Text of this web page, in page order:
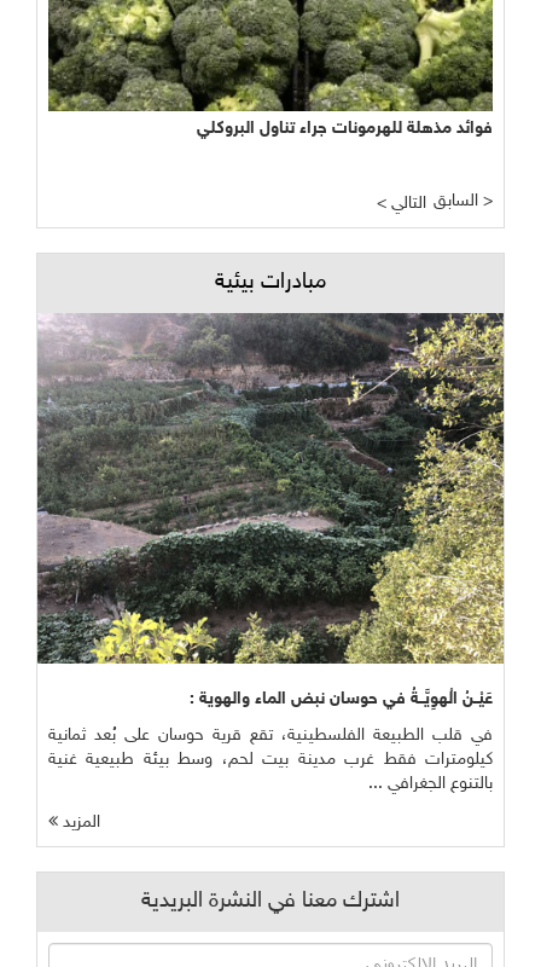
فوائد مذهلة للهرمونات جراء تناول البروكلي
< التالي السابق >
مبادرات بيئية
عَيْــنُ الْهوِيَّــةُ في حوسان نبض الماء والهوية :
في قلب الطبيعة الفلسطينية، تقع قرية حوسان على بُعد ثمانية
كيلومترات فقط غرب مدينة بيت لحم، وسط بيئة طبيعية غنية
بالتنوع الجغرافي ...
المزيد
اشترك معنا في النشرة البريدية